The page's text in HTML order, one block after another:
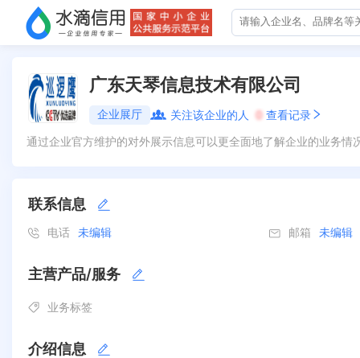
广东天琴信息技术有限公司
企业展厅 关注该企业的人 0 查看记录
通过企业官方维护的对外展示信息可以更全面地了解企业的业务
联系信息
电话 未编辑 邮箱 未编辑
主营产品/服务
业务标签
介绍信息